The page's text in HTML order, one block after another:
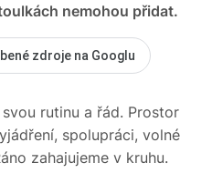
nemohou přidat.
zdroje na Googlu
rutinu a řád. Prostor
spolupráci, volné
zahajujeme v kruhu.